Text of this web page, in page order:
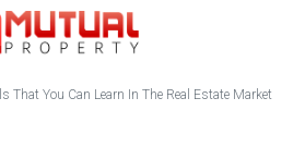
That You Can Learn In The Real Estate Market